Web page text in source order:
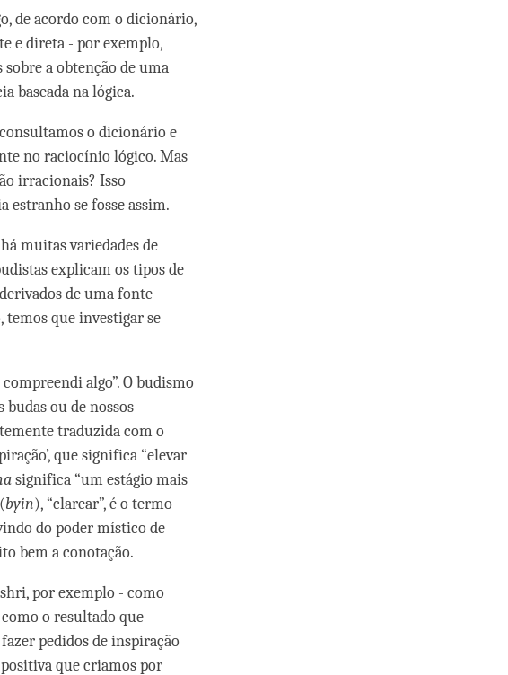
de acordo com o dicionário,
e direta - por exemplo,
sobre a obtenção de uma
baseada na lógica.
o dicionário e
no raciocínio lógico. Mas
irracionais? Isso
estranho se fosse assim.
muitas variedades de
explicam os tipos de
de uma fonte
temos que investigar se
algo”. O budismo
ou de nossos
traduzida com o
que significa “elevar
significa “um estágio mais
(byin), “clarear”, é o termo
do poder místico de
bem a conotação.
por exemplo - como
o resultado que
pedidos de inspiração
que criamos por